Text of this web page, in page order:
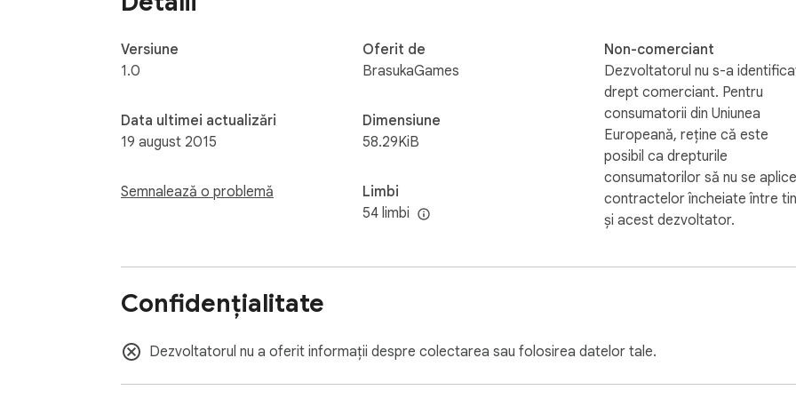
Versiune
1.0
Data ultimei actualizări
19 august 2015
Semnalează o problemă
Oferit de
BrasukaGames
Dimensiune
58.29KiB
Limbi
54 limbi
Non-comerciant
Dezvoltatorul nu s-a
drept comerciant. Pentru
consumatorii din Uniunea
Europeană, reține că este
posibil ca drepturile
consumatorilor să nu se aplice
contractelor încheiate între
și acest dezvoltator.
Confidențialitate
Dezvoltatorul nu a oferit informații despre colectarea sau folosirea datelor tale.